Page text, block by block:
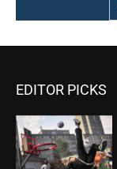
EDITOR PICKS